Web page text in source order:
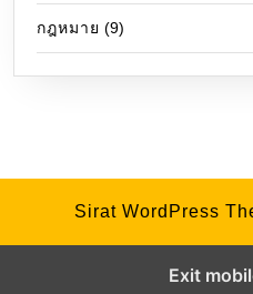
กฎหมาย (9)
Sirat WordPress
Exit